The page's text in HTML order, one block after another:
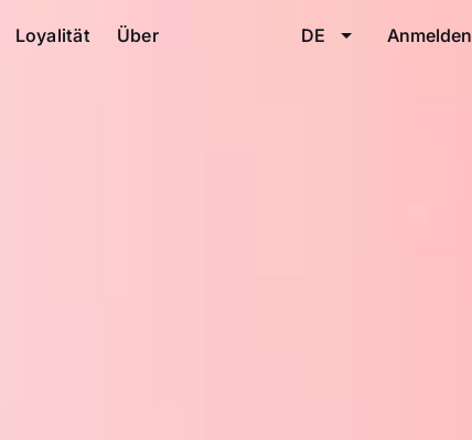
Loyalität Über DE Anmelden